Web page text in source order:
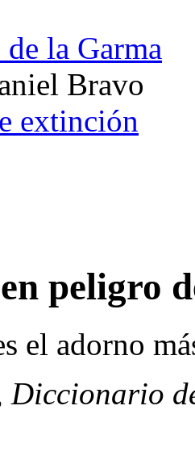
la Garma
Bravo
extinción
peligro
el adorno
Diccionario